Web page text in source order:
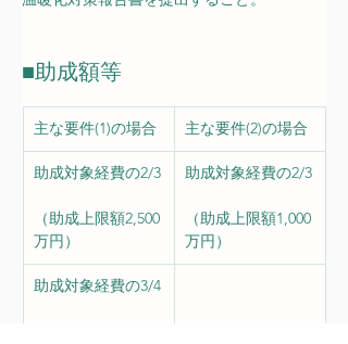
■助成額等
主な要件(1)の場合 主な要件(2)の場合
助成対象経費の2/3
（助成上限額2,500
万円）
助成対象経費の2/3
（助成上限額1,000
万円）
助成対象経費の3/4